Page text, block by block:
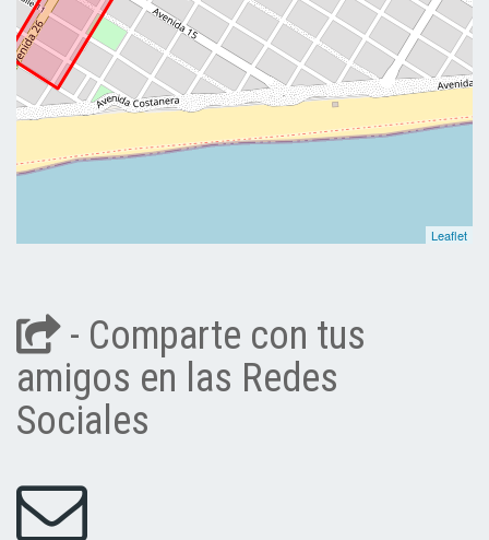
Leaflet
- Comparte con tus
amigos en las Redes
Sociales